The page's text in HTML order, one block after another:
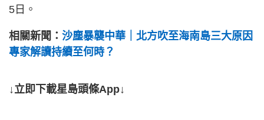
5日。
相關新聞： 沙塵暴襲中華｜北方吹至海南島三大原因
專家解讀持續至何時？
↓立即下載星島頭條App↓